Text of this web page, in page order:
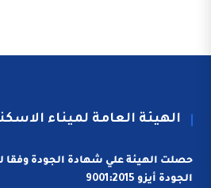
الهيئة العامة لميناء
حصلت الهيئة علي شهادة الجودة وفقا
الجودة أيزو 9001:2015